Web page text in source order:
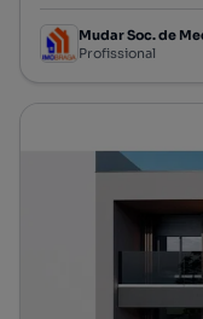
Mudar Soc. de
Profissional